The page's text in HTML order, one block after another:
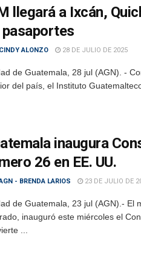
llegará a Ixcán,
pasaportes
CINDY ALONZO 28 DE JULIO DE 2025
de Guatemala, 28 jul (AGN). -
del país, el Instituto
inaugura
26 en EE. UU.
- BRENDA LARIOS 23 DE JULIO DE
de Guatemala, 23 jul (AGN).- El
inauguró este miércoles el
...